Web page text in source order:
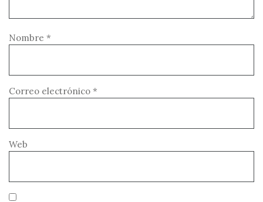
Nombre *
Correo electrónico *
Web